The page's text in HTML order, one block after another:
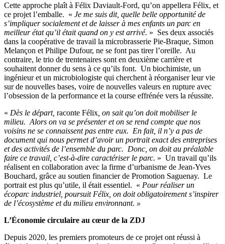
Cette approche plaît à Félix Daviault-Ford, qu’on appellera Félix, et
ce projet l’emballe. « Je me suis dit, quelle belle opportunité de
s’impliquer socialement et de laisser à mes enfants un parc en
meilleur état qu’il était quand on y est arrivé. » Ses deux associés
dans la coopérative de travail la microbrasserie Pie-Braque, Simon
Melançon et Philipe Dufour, ne se font pas tirer l’oreille. Au
contraire, le trio de trentenaires sont en deuxième carrière et
souhaitent donner du sens à ce qu’ils font. Un biochimiste, un
ingénieur et un microbiologiste qui cherchent à réorganiser leur vie
sur de nouvelles bases, voire de nouvelles valeurs en rupture avec
l’obsession de la performance et la course effrénée vers la réussite.
« Dès le départ, raconte Félix , on sait qu’on doit mobiliser le
milieu. Alors on va se présenter et on se rend compte que nos
voisins ne se connaissent pas entre eux. En fait, il n’y a pas de
document qui nous permet d’avoir un portrait exact des entreprises
et des activités de l’ensemble du parc. Donc, on doit au préalable
faire ce travail, c’est-à-dire caractériser le parc. » Un travail qu’ils
réalisent en collaboration avec la firme d’urbanisme de Jean-Yves
Bouchard, grâce au soutien financier de Promotion Saguenay. Le
portrait est plus qu’utile, il était essentiel. « Pour réaliser un
écoparc industriel, poursuit Félix, on doit obligatoirement s’inspirer
de l’écosystème et du milieu environnant. »
L’Économie circulaire au cœur de la ZDJ
Depuis 2020, les premiers promoteurs de ce projet ont réussi à